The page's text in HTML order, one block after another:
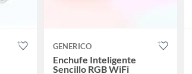
GENERICO
Enchufe Inteligente
Sencillo RGB WiFi